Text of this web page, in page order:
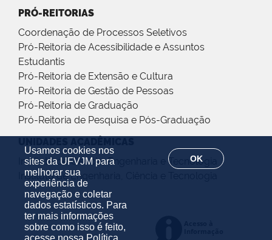
Usamos cookies nos
sites da UFVJM para
melhorar sua
experiência de
navegação e coletar
dados estatísticos. Para
ter mais informações
sobre como isso é feito,
acesse nossa Política
OK
PRÓ-REITORIAS
Coordenação de Processos Seletivos
Pró-Reitoria de Acessibilidade e Assuntos
Estudantis
Pró-Reitoria de Extensão e Cultura
Pró-Reitoria de Gestão de Pessoas
Pró-Reitoria de Graduação
Pró-Reitoria de Pesquisa e Pós-Graduação
Instituto de Ciência, Engenharia e Tecnologia
Instituto de Engenharia, Ciência e Tecnologia